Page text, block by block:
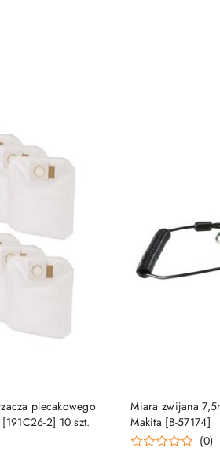
plecakowego
2] 10 szt.
Miara zwijana
Makita [B-57174]
(0)